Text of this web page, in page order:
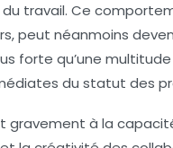
travail. Ce
peut néanmoins
qu’une multitude
du statut des
gravement à la